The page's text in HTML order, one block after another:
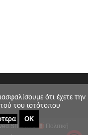
SITE MAP Πολιτική
ότι έχετε την
του ιστότοπου
ΟΚ